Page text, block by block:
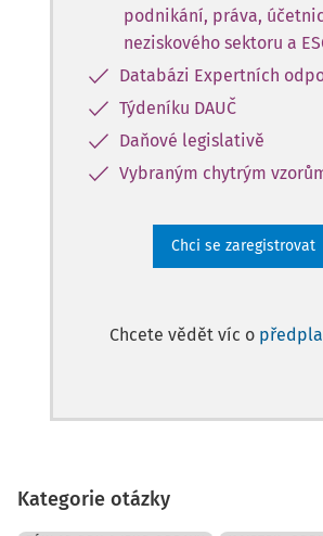
podnikání, práva,
neziskového sektoru a
Databázi Expertních
Týdeníku DAUČ
Daňové legislativě
Vybraným chytrým
Chci se zaregistrovat
Chcete vědět víc o
Kategorie otázky